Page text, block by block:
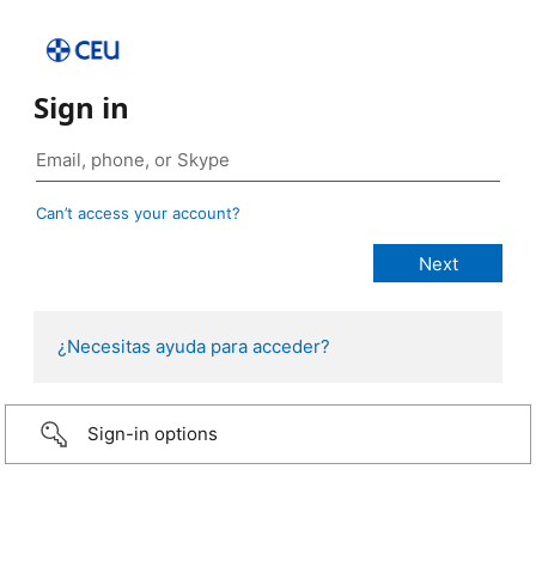
Sign in
Can’t access your account?
¿Necesitas ayuda para acceder?
Sign-in options